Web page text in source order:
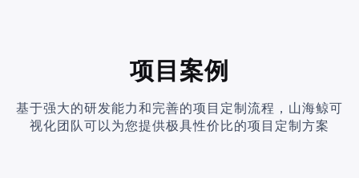
项目案例
基于强大的研发能力和完善的项目定制流程，山海鲸可
视化团队可以为您提供极具性价比的项目定制方案